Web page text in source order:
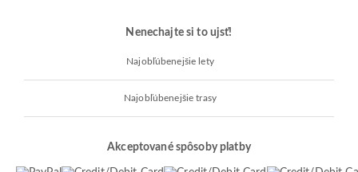
Nenechajte si to ujsť!
Najobľúbenejšie lety
Najobľúbenejšie trasy
Akceptované spôsoby platby